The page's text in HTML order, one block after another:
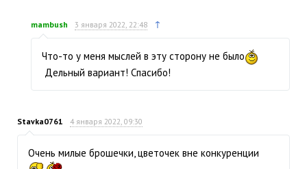
mambush 3 января 2022, 22:48 ↑
Что-то у меня мыслей в эту сторону не было
Дельный вариант! Спасибо!
Stavka0761 4 января 2022, 09:30
Очень милые брошечки, цветочек вне конкуренции